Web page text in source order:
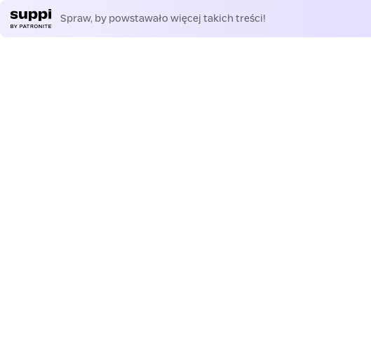
Spraw, by powstawało więcej takich treści!